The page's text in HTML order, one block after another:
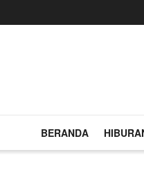
BERANDA